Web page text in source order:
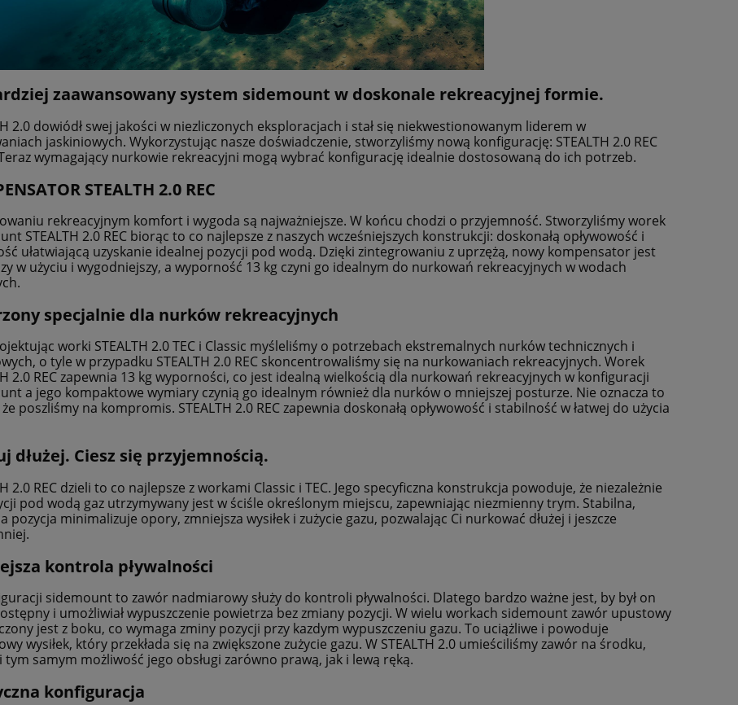
granulki 1 kg
69,30 zł
regularna:77,00 zł
cena:
do koszyka
damski
1 071,00 zł
Cena regularna:1 190,00 zł
805,50 zł
Cena regularna:895,00 zł
zaawansowany system sidemount w doskonale rekreacyjnej formie.
2.0 dowiódł swej jakości w niezliczonych eksploracjach i stał się niekwestionowanym liderem w
jaskiniowych. Wykorzystując nasze doświadczenie, stworzyliśmy nową konfigurację: STEALTH 2.0 REC
wymagający nurkowie rekreacyjni mogą wybrać konfigurację idealnie dostosowaną do ich potrzeb.
STEALTH 2.0 REC
rekreacyjnym komfort i wygoda są najważniejsze. W końcu chodzi o przyjemność. Stworzyliśmy worek
STEALTH 2.0 REC biorąc to co najlepsze z naszych wcześniejszych konstrukcji: doskonałą opływowość i
ułatwiającą uzyskanie idealnej pozycji pod wodą. Dzięki zintegrowaniu z uprzężą, nowy kompensator jest
w użyciu i wygodniejszy, a wyporność 13 kg czyni go idealnym do nurkowań rekreacyjnych w wodach
specjalnie dla nurków rekreacyjnych
worki STEALTH 2.0 TEC i Classic myśleliśmy o potrzebach ekstremalnych nurków technicznych i
o tyle w przypadku STEALTH 2.0 REC skoncentrowaliśmy się na nurkowaniach rekreacyjnych. Worek
2.0 REC zapewnia 13 kg wyporności, co jest idealną wielkością dla nurkowań rekreacyjnych w konfiguracji
a jego kompaktowe wymiary czynią go idealnym również dla nurków o mniejszej posturze. Nie oznacza to
poszliśmy na kompromis. STEALTH 2.0 REC zapewnia doskonałą opływowość i stabilność w łatwej do użycia
dłużej. Ciesz się przyjemnością.
2.0 REC dzieli to co najlepsze z workami Classic i TEC. Jego specyficzna konstrukcja powoduje, że niezależnie
pod wodą gaz utrzymywany jest w ściśle określonym miejscu, zapewniając niezmienny trym. Stabilna,
pozycja minimalizuje opory, zmniejsza wysiłek i zużycie gazu, pozwalając Ci nurkować dłużej i jeszcze
kontrola pływalności
sidemount to zawór nadmiarowy służy do kontroli pływalności. Dlatego bardzo ważne jest, by był on
i umożliwiał wypuszczenie powietrza bez zmiany pozycji. W wielu workach sidemount zawór upustowy
jest z boku, co wymaga zminy pozycji przy kazdym wypuszczeniu gazu. To uciążliwe i powoduje
wysiłek, który przekłada się na zwiększone zużycie gazu. W STEALTH 2.0 umieściliśmy zawór na środku,
tym samym możliwość jego obsługi zarówno prawą, jak i lewą ręką.
konfiguracja